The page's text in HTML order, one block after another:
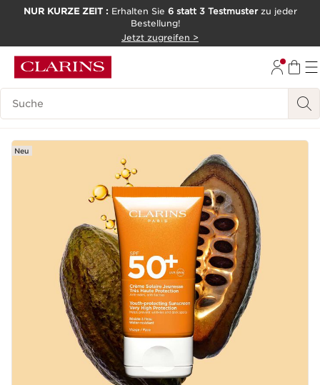
NUR KURZE ZEIT : Erhalten Sie 6 statt 3 Testmusterzu jeder
Bestellung!
Jetzt zugreifen >
Legende suchen
Neu